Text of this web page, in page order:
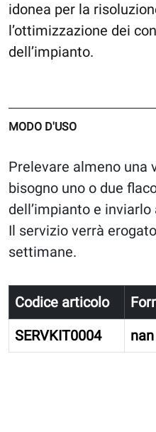
idonea per la
l’ottimizzazione dei
dell’impianto.
MODO D'USO
Prelevare almeno una
bisogno uno o due
dell’impianto e inviarlo
Il servizio verrà
settimane.
Codice articolo
SERVKIT0004
nan